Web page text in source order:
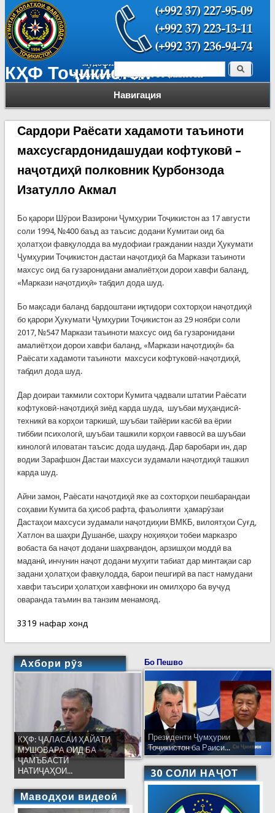
КҲФ Тоҷикистон
Навигация
Форма поиска Поиск
Сардори Раёсати хадамоти таъиноти
махсусгардонидашудаи кофтуковӣ –
наҷотдиҳӣ полковник Қурбонзода
Изатулло Акмал
Бо қарори Шӯрои Вазирони Ҷумҳурии Тоҷикистон аз 17 августи
соли 1994, №400 баъд аз таъсис додани Кумитаи оид ба
ҳолатҳои фавқулодда ва мудофиаи граждании назди Ҳукумати
Ҷумҳурии Тоҷикистон дастаи наҷотдиҳӣ ба Маркази таъиноти
махсус оид ба гузаронидани амалиётҳои дорои хавфи баланд,
«Маркази наҷотдиҳӣ» табдил дода шуд.
Бо мақсади баланд бардоштани иқтидори сохторҳои наҷотдиҳӣ
бо қарори Ҳукумати Ҷумҳурии Тоҷикистон аз 29 ноябри соли
2017, №547 Маркази таъиноти махсус оид ба гузаронидани
амалиётҳои дорои хавфи баланд, «Маркази наҷотдиҳӣ» ба
Раёсати хадамоти таъиноти махсуси кофтуковӣ-наҷотдиҳӣ,
табдил дода шуд.
Дар доираи такмили сохтори Кумита ҷадвали штатии Раёсати
кофтуковӣ-наҷотдиҳӣ зиёд карда шуда, шуъбаи муҳандисӣ-
техникӣ ва корҳои таркишӣ, шуъбаи тайёрии касбӣ ва ёрии
тиббии психологӣ, шуъбаи ташкили корҳои ғаввосӣ ва шуъбаи
кинологӣ иловатан таъсис дода шуданд. Дар баробари ин, дар
водии Зарафшон Дастаи махсуси зудамали наҷотдиҳӣ ташкил
карда шуд.
Айни замон, Раёсати наҷотдиҳӣ яке аз сохторҳои пешбарандаи
соҳавии Кумита ба ҳисоб рафта, фаъолияти ҳамарӯзаи
Дастаҳои махсуси зудамали наҷотдиҳии ВМКБ, вилоятҳои Суғд,
Хатлон ва шаҳри Душанбе, шаҳру ноҳияҳои тобеи марказро
вобаста ба наҷот додани шаҳрвандон, арзишҳои моддӣ ва
маданӣ, инчунин наҷот додани муҳити табиат дар минтақаи сар
задани ҳолатҳои фавқулодда, барои пешгирӣ ва паст намудани
хавфи таъсири ҳолатҳои хавфноки ин омилҳоро ба вуҷуд
оваранда таъмин ва танзим менамояд.
3319 нафар хонд
Ахбори рӯз
КҲФ: ҶАЛАСАИ ҲАЙАТИ
МУШОВАРА ОИД БА
ҶАМЪБАСТИ
НАТИҶАҲОИ...
Маводҳои видеоӣ
Бо Пешво
Президенти Ҷумҳурии
Тоҷикистон ба Раиси...
30 СОЛИ НАҶОТ